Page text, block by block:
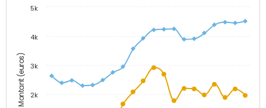
Montant (euros) 2k
3k
4k
5k